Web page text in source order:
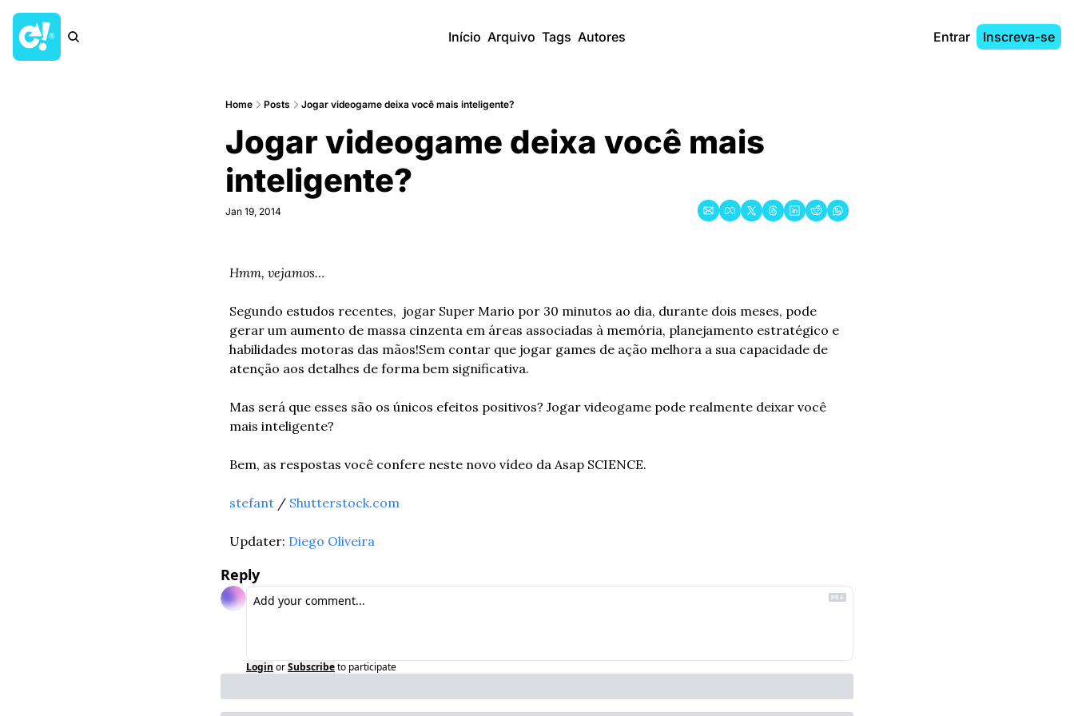
Início Arquivo Tags Autores Entrar Inscreva-se
Home Posts Jogar videogame deixa você mais inteligente?
Jogar videogame deixa você mais
inteligente?
Jan 19, 2014
Hmm, vejamos…
Segundo estudos recentes,  jogar Super Mario por 30 minutos ao dia, durante dois meses, pode
gerar um aumento de massa cinzenta em áreas associadas à memória, planejamento estratégico e
habilidades motoras das mãos!Sem contar que jogar games de ação melhora a sua capacidade de
atenção aos detalhes de forma bem significativa.
Mas será que esses são os únicos efeitos positivos? Jogar videogame pode realmente deixar você
mais inteligente?
Bem, as respostas você confere neste novo vídeo da Asap SCIENCE.
stefant / Shutterstock.com
Updater: Diego Oliveira
Reply
Login orSubscribeto participate